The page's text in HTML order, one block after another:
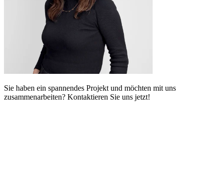
Sie haben ein spannendes Projekt und möchten mit uns
zusammenarbeiten? Kontaktieren Sie uns jetzt!